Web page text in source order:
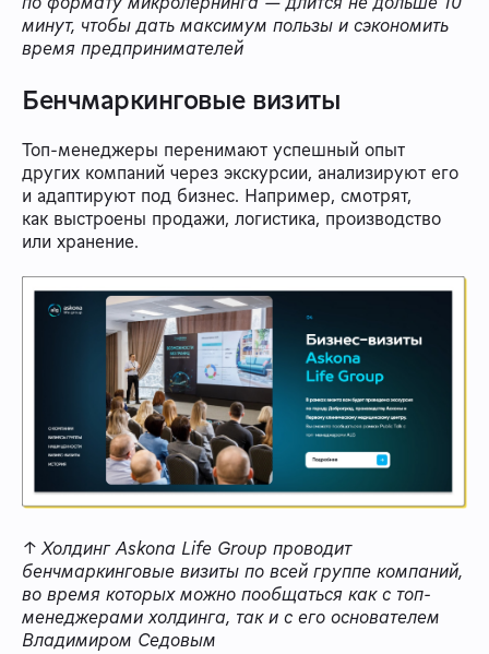
минут, чтобы дать максимум пользы и сэкономить
время предпринимателей
Бенчмаркинговые визиты
Топ-менеджеры перенимают успешный опыт
других компаний через экскурсии, анализируют его
и адаптируют под бизнес. Например, смотрят,
как выстроены продажи, логистика, производство
или хранение.
↑ Холдинг Askona Life Group проводит
бенчмаркинговые визиты по всей группе компаний,
во время которых можно пообщаться как с топ-
менеджерами холдинга, так и с его основателем
Владимиром Седовым